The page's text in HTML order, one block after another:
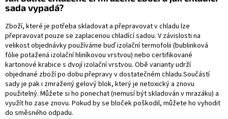
sada vypadá?
Zboží, které je potřeba skladovat a přepravovat v chladu lze
přepravovat pouze se zaplacenou chladící sadou. V závislosti na
velikost objednávky používáme buď izolační termofolii (bublinková
fólie potažená izolační hliníkovou vrstvou) nebo certifikované
kartonové krabice s dvojí izolační vrstvou. Obě varianty udrží
objednané zboží po dobu přepravy v dostatečném chladu.Součástí
sady je pak i zmražený gelový blok, který je netoxický a znovu
použitelný. Můžete si ho ponechat (nemusí být skladován v mrazáku) a
využít ho zase znovu. Pokud by se bloček poškodil, můžete ho vyhodit
do směsného odpadu.